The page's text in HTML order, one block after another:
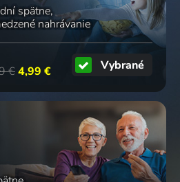
dní spätne
nahrávanie
€4,99 € Vybrané